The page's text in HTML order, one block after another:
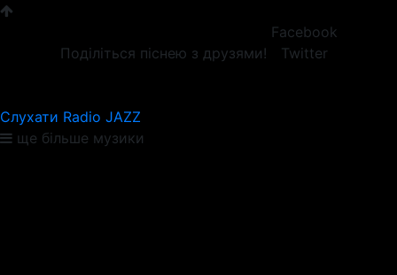
Поділіться піснею з друзями!
Facebook
Twitter
Слухати Radio JAZZ
ще більше музики